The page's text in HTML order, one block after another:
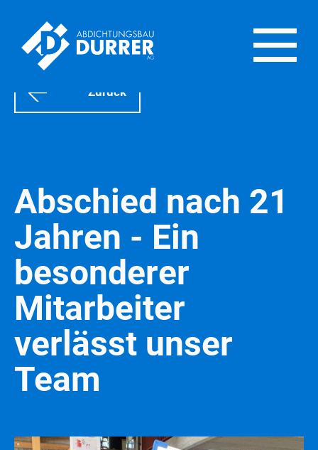
Zurück
Abschied nach 21
Jahren - Ein
besonderer
Mitarbeiter
verlässt unser
Team